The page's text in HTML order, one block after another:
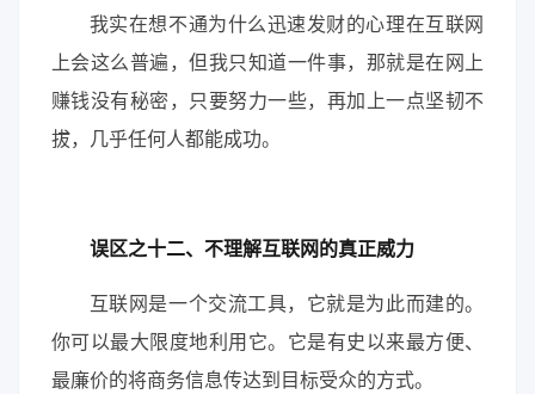
我实在想不通为什么迅速发财的心理在互联网
上会这么普遍，但我只知道一件事，那就是在网上
赚钱没有秘密，只要努力一些，再加上一点坚韧不
拔，几乎任何人都能成功。
误区之十二、不理解互联网的真正威力
互联网是一个交流工具，它就是为此而建的。
你可以最大限度地利用它。它是有史以来最方便、
最廉价的将商务信息传达到目标受众的方式。